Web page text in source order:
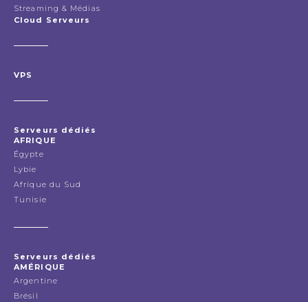
Streaming & Médias
Cloud Serveurs
VPS
Serveurs dédiés
AFRIQUE
Égypte
Lybie
Afrique du Sud
Tunisie
Serveurs dédiés
AMÉRIQUE
Argentine
Brésil